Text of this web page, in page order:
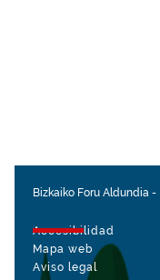
Bizkaiko Foru Aldundia -
Accesibilidad
Mapa web
Aviso legal